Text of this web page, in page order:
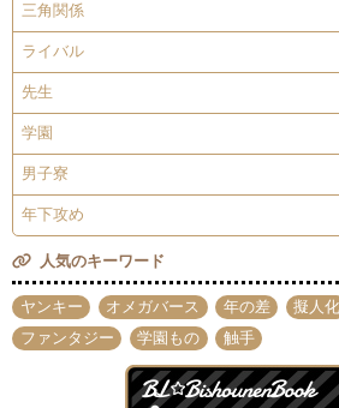
三角関係
ライバル
先生
学園
男子寮
年下攻め
人気のキーワード
ヤンキー オメガバース 年の差 擬人化
ファンタジー
学園もの 触手